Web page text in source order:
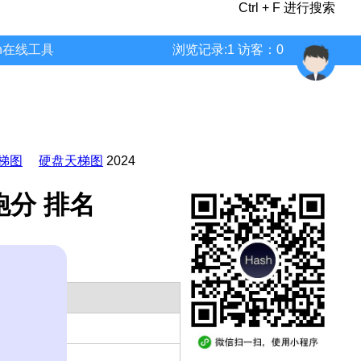
Ctrl + F 进行搜索
线工具 浏览记录:1 访客：0
图 硬盘天梯图 2024
排名